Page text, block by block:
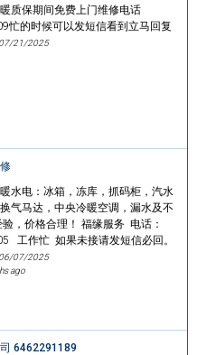
质保期间免费上门维修电话
忙的时候可以发短信看到立马回复
07/21/2025
水电：冰箱，冻库，抓码柜，汽水
气马达，中央冷暖空调，漏水及不
，价格合理！ 福缘服务 电话：
工作忙 如果未接请发短信必回。
06/07/2025
ago
6462291189